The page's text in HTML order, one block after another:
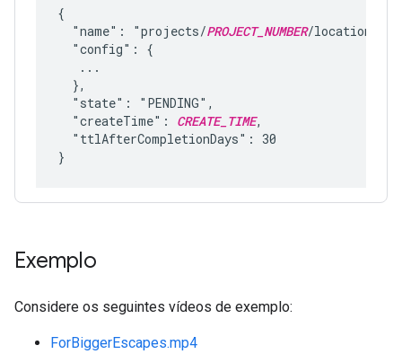
{
  "name": "projects/
PROJECT_NUMBER/locations/
  "config": {
   ...
  },
  "state": "PENDING",
  "createTime":
CREATE_TIME,
  "ttlAfterCompletionDays": 30
Exemplo
Considere os seguintes vídeos de exemplo:
ForBiggerEscapes.mp4